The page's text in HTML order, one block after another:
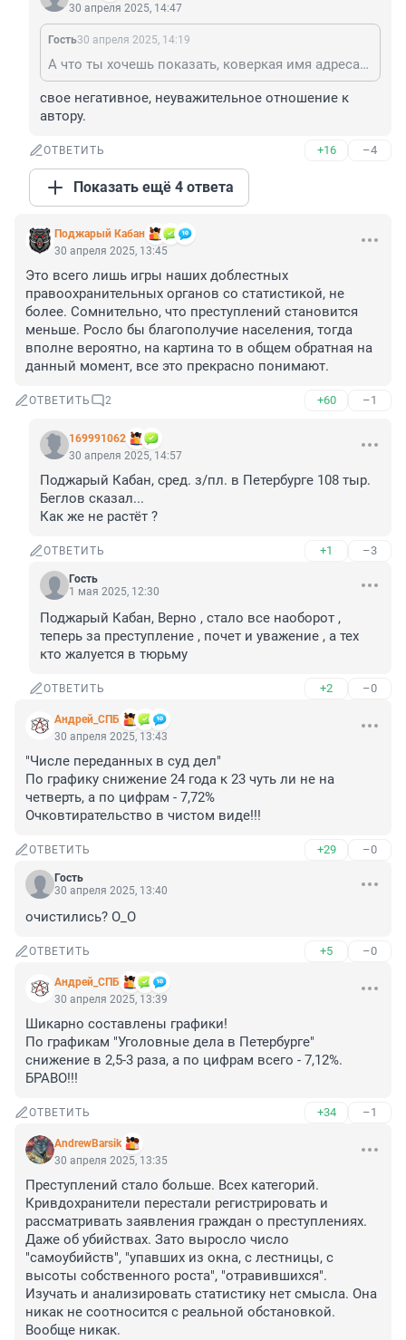
30 апреля 2025, 14:47
Гость30 апреля 2025, 14:19
А что ты хочешь показать, коверкая имя адресата? Свой уровень развития?
свое негативное, неуважительное отношение к
автору.
ОТВЕТИТЬ +16 –4
Показать ещё 4 ответа
Поджарый Кабан
30 апреля 2025, 13:45
Это всего лишь игры наших доблестных
правоохранительных органов со статистикой, не
более. Сомнительно, что преступлений становится
меньше. Росло бы благополучие населения, тогда
вполне вероятно, на картина то в общем обратная на
данный момент, все это прекрасно понимают.
ОТВЕТИТЬ 2 +60 –1
169991062
30 апреля 2025, 14:57
Поджарый Кабан, сред. з/пл. в Петербурге 108 тыр.
Беглов сказал...
Как же не растёт ?
ОТВЕТИТЬ +1 –3
Гость
1 мая 2025, 12:30
Поджарый Кабан, Верно , стало все наоборот ,
теперь за преступление , почет и уважение , а тех
кто жалуется в тюрьму
ОТВЕТИТЬ +2 –0
Андрей_СПБ
30 апреля 2025, 13:43
"Числе переданных в суд дел"
По графику снижение 24 года к 23 чуть ли не на
четверть, а по цифрам - 7,72%
Очковтирательство в чистом виде!!!
ОТВЕТИТЬ +29 –0
Гость
30 апреля 2025, 13:40
очистились? О_О
ОТВЕТИТЬ +5 –0
Андрей_СПБ
30 апреля 2025, 13:39
Шикарно составлены графики!
По графикам "Уголовные дела в Петербурге"
снижение в 2,5-3 раза, а по цифрам всего - 7,12%.
БРАВО!!!
ОТВЕТИТЬ +34 –1
AndrewBarsik
30 апреля 2025, 13:35
Преступлений стало больше. Всех категорий.
Кривдохранители перестали регистрировать и
рассматривать заявления граждан о преступлениях.
Даже об убийствах. Зато выросло число
"самоубийств", "упавших из окна, с лестницы, с
высоты собственного роста", "отравившихся".
Изучать и анализировать статистику нет смысла. Она
никак не соотносится с реальной обстановкой.
Вообще никак.